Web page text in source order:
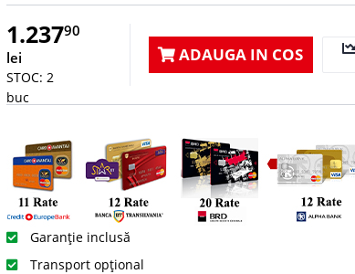
1.23790
lei
STOC: 2
buc
ADAUGA IN COS
Garanție inclusă
Transport opțional